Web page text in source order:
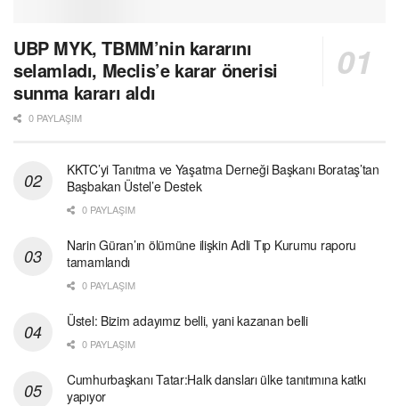
UBP MYK, TBMM’nin kararını
selamladı, Meclis’e karar önerisi
sunma kararı aldı
0 PAYLAŞIM
KKTC’yi Tanıtma ve Yaşatma Derneği Başkanı Borataş’tan
Başbakan Üstel’e Destek
0 PAYLAŞIM
Narin Güran’ın ölümüne ilişkin Adli Tıp Kurumu raporu
tamamlandı
0 PAYLAŞIM
Üstel: Bizim adayımız belli, yani kazanan belli
0 PAYLAŞIM
Cumhurbaşkanı Tatar:Halk dansları ülke tanıtımına katkı
yapıyor